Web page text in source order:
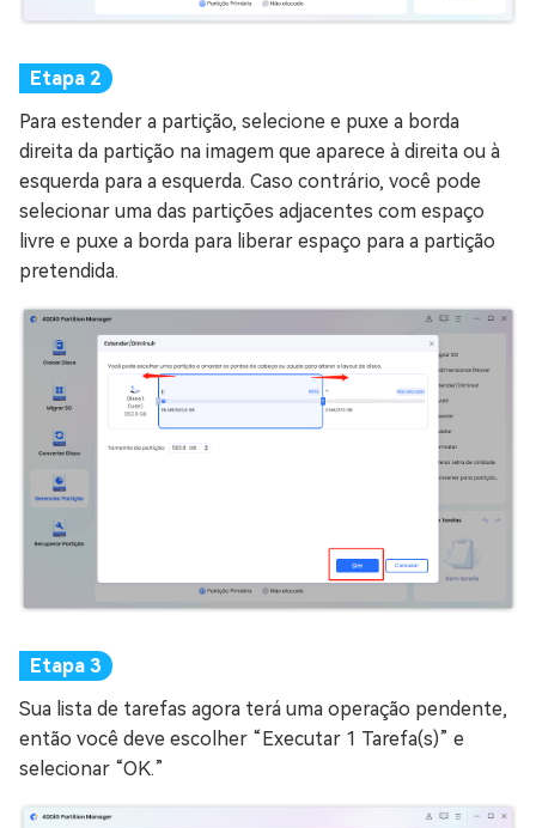
Para estender a partição, selecione e puxe a borda
direita da partição na imagem que aparece à direita ou à
esquerda para a esquerda. Caso contrário, você pode
selecionar uma das partições adjacentes com espaço
livre e puxe a borda para liberar espaço para a partição
pretendida.
Sua lista de tarefas agora terá uma operação pendente,
então você deve escolher “Executar 1 Tarefa(s)” e
selecionar “OK.”